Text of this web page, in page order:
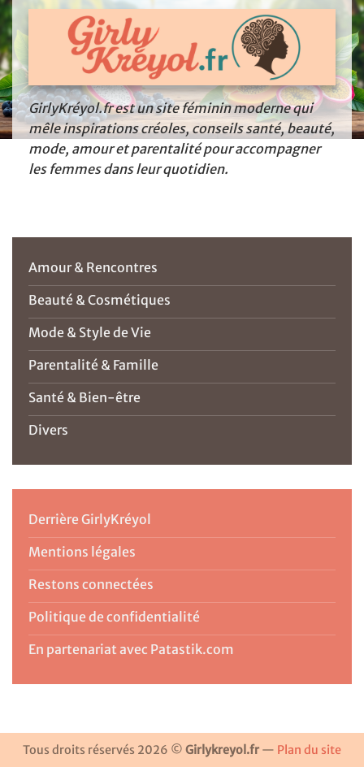
GirlyKréyol.fr est un site féminin moderne qui
mêle inspirations créoles, conseils santé, beauté,
mode, amour et parentalité pour accompagner
les femmes dans leur quotidien.
Amour & Rencontres
Beauté & Cosmétiques
Mode & Style de Vie
Parentalité & Famille
Santé & Bien-être
Divers
Derrière GirlyKréyol
Mentions légales
Restons connectées
Politique de confidentialité
En partenariat avec Patastik.com
Tous droits réservés 2026 © Girlykreyol.fr — Plan du site